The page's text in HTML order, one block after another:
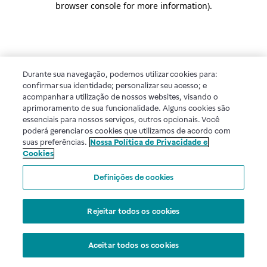
browser console for more information).
Durante sua navegação, podemos utilizar cookies para:
confirmar sua identidade; personalizar seu acesso; e
acompanhar a utilização de nossos websites, visando o
aprimoramento de sua funcionalidade. Alguns cookies são
essenciais para nossos serviços, outros opcionais. Você
poderá gerenciar os cookies que utilizamos de acordo com
suas preferências. Nossa Política de Privacidade e
Cookies
Definições de cookies
Rejeitar todos os cookies
Aceitar todos os cookies